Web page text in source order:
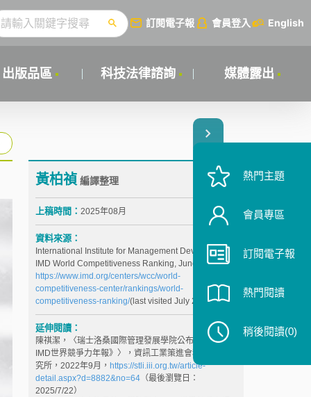
訂閱電子報 會員登入 English
出版品區 科技法律諮詢 媒體露出
黃柏禎 編譯整理
上稿時間： 2025年08月
資料來源：
International Institute for Management Development,
IMD World Competitiveness Ranking, June, 2025,
https://www.imd.org/centers/wcc/world-
competitiveness-center/rankings/world-
competitiveness-ranking/(last visited July 22, 2025).
延伸閱讀：
陳祺潔，〈瑞士洛桑國際管理發展學院公布《2022年
IMD世界競爭力年報》〉，資訊工業策進會科技法律研
究所，2022年9月， https://stli.iii.org.tw/article-
detail.aspx?d=8882&no=64（最後瀏覽日：
2025/7/22）
熱門主題
會員專區
訂閱電子報
熱門閱讀
稍後閱讀(0)